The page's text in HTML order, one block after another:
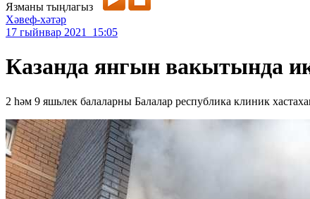
Язманы тыңлагыз
Хәвеф-хәтәр
17 гыйнвар 2021 15:05
Казанда янгын вакытында
2 һәм 9 яшьлек балаларны Балалар республика клиник